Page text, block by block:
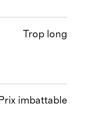
Trop long
Prix imbattable